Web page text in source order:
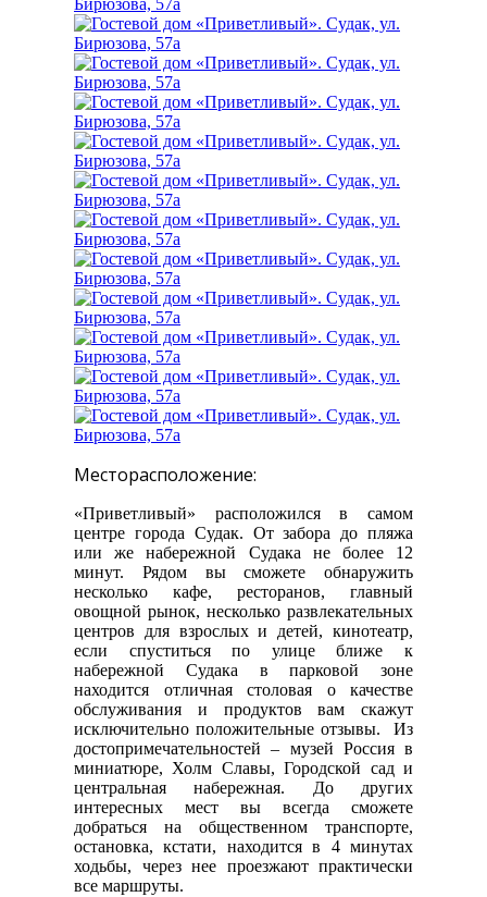
Месторасположение:
«Приветливый» расположился в самом
центре города Судак. От забора до пляжа
или же набережной Судака не более 12
минут. Рядом вы сможете обнаружить
несколько кафе, ресторанов, главный
овощной рынок, несколько развлекательных
центров для взрослых и детей, кинотеатр,
если спуститься по улице ближе к
набережной Судака в парковой зоне
находится отличная столовая о качестве
обслуживания и продуктов вам скажут
исключительно положительные отзывы. Из
достопримечательностей – музей Россия в
миниатюре, Холм Славы, Городской сад и
центральная набережная. До других
интересных мест вы всегда сможете
добраться на общественном транспорте,
остановка, кстати, находится в 4 минутах
ходьбы, через нее проезжают практически
все маршруты.